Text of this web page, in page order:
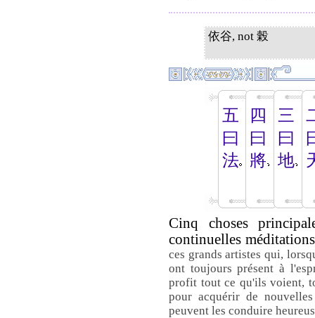
依谷, not 榖
五
曰
法
四
曰
將
三
曰
地
Cinq choses
continuelles
ces grands artistes qui,
ont toujours présent à
profit tout ce qu'ils voient,
pour acquérir de
peuvent les conduire